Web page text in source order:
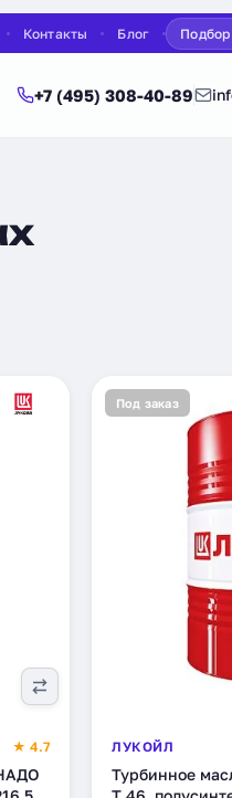
Контакты Блог
+7 (495) 308-40-89
★ 4.7
Под заказ
ЛУКОЙЛ
Турбинное